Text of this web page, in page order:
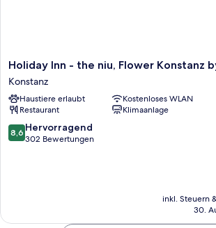
Holiday
Inn
-
the
niu,
Flower
Konstanz
Holiday Inn - the niu, Flower Konstanz
Konstanz
Haustiere erlaubt
Kostenloses WLAN
Restaurant
Klimaanlage
8.6
von
8,6 Hervorragend
302 Bewertungen
inkl. Steuern
30.